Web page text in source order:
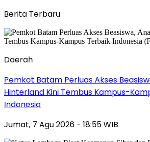
Berita Terbaru
Daerah
Pemkot Batam Perluas Akses
Hinterland Kini Tembus Kampus-
Indonesia
Jumat, 7 Agu 2026 - 18:55 WIB